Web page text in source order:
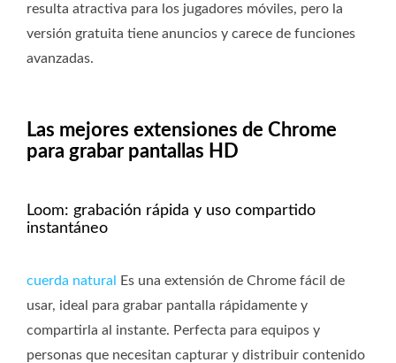
resulta atractiva para los jugadores móviles, pero la
versión gratuita tiene anuncios y carece de funciones
avanzadas.
Las mejores extensiones de Chrome
para grabar pantallas HD
Loom: grabación rápida y uso compartido
instantáneo
cuerda natural
Es una extensión de Chrome fácil de
usar, ideal para grabar pantalla rápidamente y
compartirla al instante. Perfecta para equipos y
personas que necesitan capturar y distribuir contenido